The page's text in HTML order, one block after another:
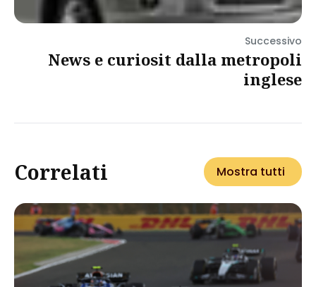
Successivo
News e curiosit dalla metropoli
inglese
Correlati Mostra tutti